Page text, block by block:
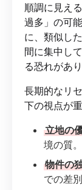
順調に見え
過多」の可
に、類似し
間に集中し
る恐れがあり
長期的なリ
下の視点が重
立地の
境の質。
物件の
での差別